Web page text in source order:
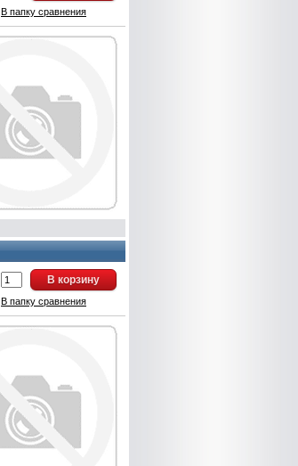
В папку сравнения
В корзину
В папку сравнения